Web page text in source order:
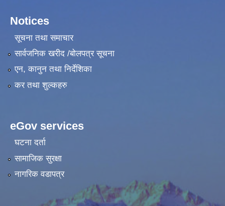
Notices
सूचना तथा समाचार
सार्वजनिक खरीद /बोलपत्र सूचना
एन, कानुन तथा निर्देशिका
कर तथा शुल्कहरु
eGov services
घटना दर्ता
सामाजिक सुरक्षा
नागरिक वडापत्र